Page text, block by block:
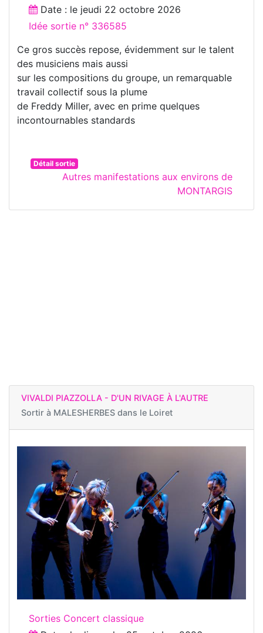
Date : le jeudi 22 octobre 2026
Idée sortie n° 336585
Ce gros succès repose, évidemment sur le talent
des musiciens mais aussi
sur les compositions du groupe, un remarquable
travail collectif sous la plume
de Freddy Miller, avec en prime quelques
incontournables standards
Détail sortie
Autres manifestations aux environs de
MONTARGIS
VIVALDI PIAZZOLLA - D'UN RIVAGE À L'AUTRE
Sortir à MALESHERBES dans le Loiret
Sorties Concert classique